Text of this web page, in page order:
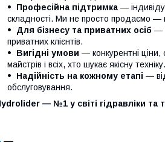
Професійна підтримка —
складності. Ми не просто продаємо —
Для бізнесу та приватних осіб —
приватних клієнтів.
Вигідні умови — конкурентні ціни,
майстрів і всіх, хто шукає якісну техніку.
Надійність на кожному етапі —
обслуговування.
— №1 у світі гідравліки та